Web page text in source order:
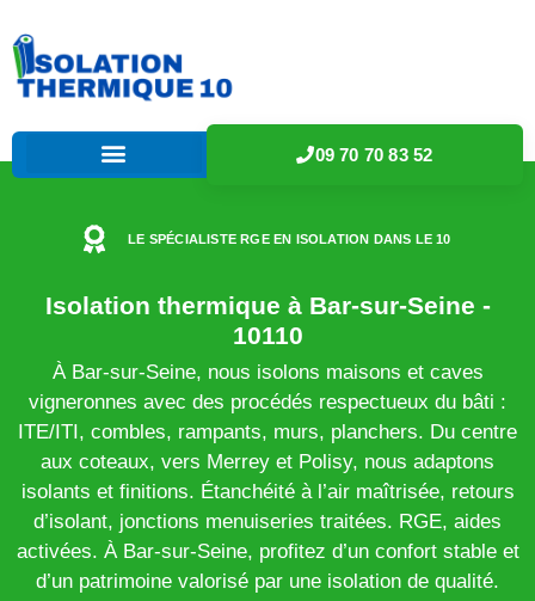
09 70 70 83 52
LE SPÉCIALISTE RGE EN ISOLATION DANS LE 10
Isolation thermique à Bar-sur-Seine -
10110
À Bar-sur-Seine, nous isolons maisons et caves
vigneronnes avec des procédés respectueux du bâti :
ITE/ITI, combles, rampants, murs, planchers. Du centre
aux coteaux, vers Merrey et Polisy, nous adaptons
isolants et finitions. Étanchéité à l’air maîtrisée, retours
d’isolant, jonctions menuiseries traitées. RGE, aides
activées. À Bar-sur-Seine, profitez d’un confort stable et
d’un patrimoine valorisé par une isolation de qualité.